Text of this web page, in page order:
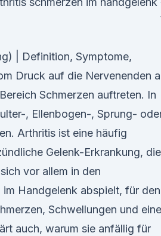
| Definition, Symptome,
Druck auf die Nervenenden
Schmerzen auftreten. In
, Ellenbogen-, Sprung-
Arthritis ist eine häufig
Gelenk-Erkrankung, die
vor allem in den
im Handgelenk abspielt, für den
Schwellungen und
auch, warum sie anfällig für